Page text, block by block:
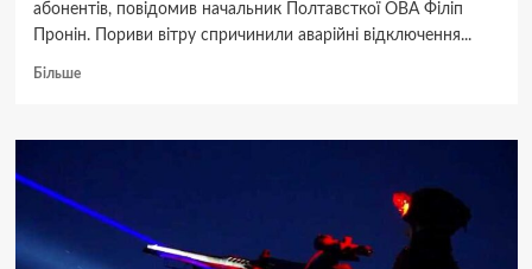
абонентів, повідомив начальник Полтавсткої ОВА Філіп
Пронін. Пориви вітру спричинили аварійні відключення...
БільшеДокладніше
Гадяцькій
негоду
абоненти
залишились